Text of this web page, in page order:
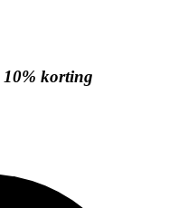
10% korting